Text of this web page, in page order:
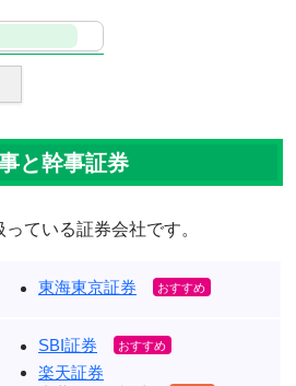
と幹事証券
ている証券会社です。
東海東京証券
SBI証券
楽天証券